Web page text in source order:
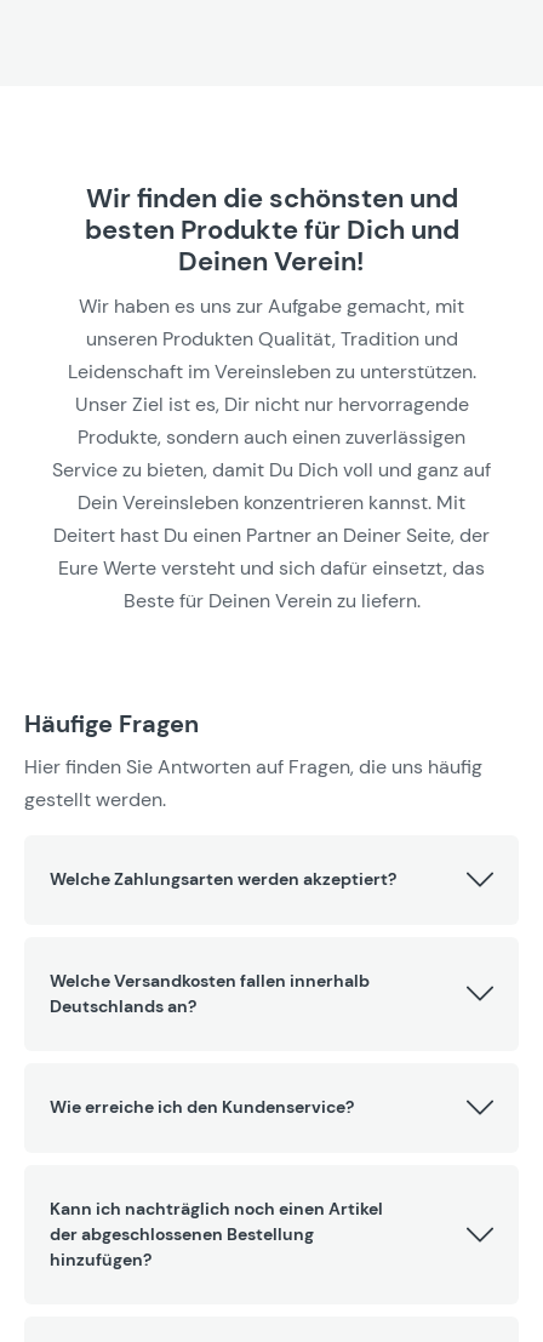
Wir finden die schönsten und
besten Produkte für Dich und
Deinen Verein!
Wir haben es uns zur Aufgabe gemacht, mit
unseren Produkten Qualität, Tradition und
Leidenschaft im Vereinsleben zu unterstützen.
Unser Ziel ist es, Dir nicht nur hervorragende
Produkte, sondern auch einen zuverlässigen
Service zu bieten, damit Du Dich voll und ganz auf
Dein Vereinsleben konzentrieren kannst. Mit
Deitert hast Du einen Partner an Deiner Seite, der
Eure Werte versteht und sich dafür einsetzt, das
Beste für Deinen Verein zu liefern.
Häufige Fragen
Hier finden Sie Antworten auf Fragen, die uns häufig
gestellt werden.
Welche Zahlungsarten werden akzeptiert?
Welche Versandkosten fallen innerhalb
Deutschlands an?
Wie erreiche ich den Kundenservice?
Kann ich nachträglich noch einen Artikel
der abgeschlossenen Bestellung
hinzufügen?